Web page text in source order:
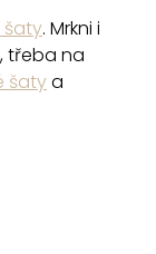
šaty. Mrkni i
třeba na
šatya